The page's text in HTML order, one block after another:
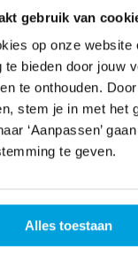
gebruik van
op onze website
te bieden door jouw
te onthouden. Door
stem je in met het
‘Aanpassen’
te geven.
Alles toestaan
om te zorgen voor
en inclusievere
instellingen om
beter te bedienen.
en aanbod
maken
we graag zo breed
in een